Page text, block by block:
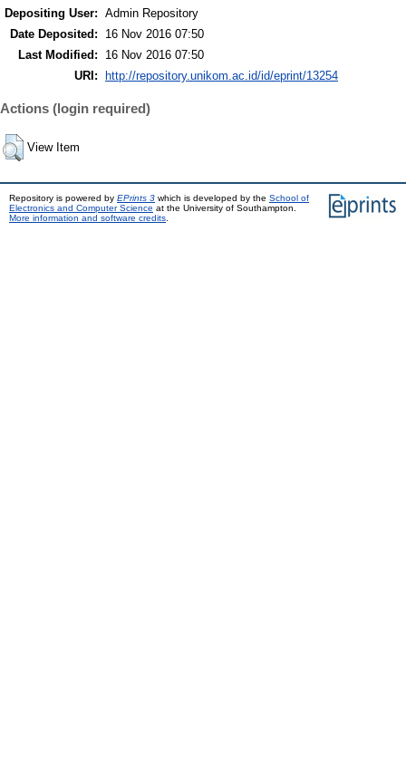
Depositing User: Admin Repository
Date Deposited:
16 Nov 2016 07:50
Last Modified:
16 Nov 2016 07:50
URI:
http://repository.unikom.ac.id/id/eprint/13254
Actions (login required)
View Item
Repository is powered by EPrints 3 which is developed by the School of
Electronics and Computer Science at the University of Southampton.
More information and software credits